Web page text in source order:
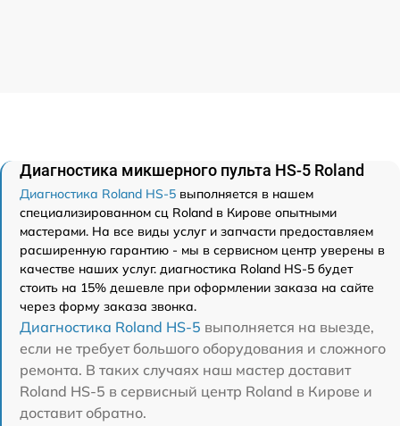
Диагностика микшерного пульта HS-5 Roland
Диагностика Roland HS-5 выполняется в нашем
специализированном сц Roland в Кирове опытными
мастерами. На все виды услуг и запчасти предоставляем
расширенную гарантию - мы в сервисном центр уверены в
качестве наших услуг. диагностика Roland HS-5 будет
стоить на 15% дешевле при оформлении заказа на сайте
через форму заказа звонка.
Диагностика Roland HS-5 выполняется на выезде,
если не требует большого оборудования и сложного
ремонта. В таких случаях наш мастер доставит
Roland HS-5 в сервисный центр Roland в Кирове и
доставит обратно.